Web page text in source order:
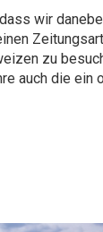
wir
zu
auch die ein